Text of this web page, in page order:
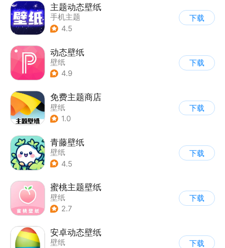
主题动态壁纸
手机主题
4.5
下载
动态壁纸
壁纸
4.9
下载
免费主题商店
壁纸
1.0
下载
青藤壁纸
壁纸
4.5
下载
蜜桃主题壁纸
壁纸
2.7
下载
安卓动态壁纸
壁纸
下载